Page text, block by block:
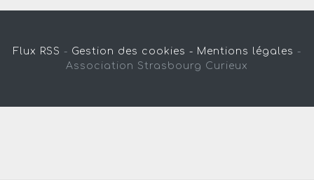
Flux RSS - Gestion des cookies - Mentions légales -
Association Strasbourg Curieux